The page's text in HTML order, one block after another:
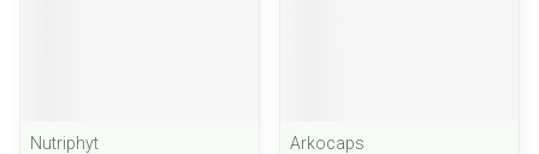
Nutriphyt
Arkocaps